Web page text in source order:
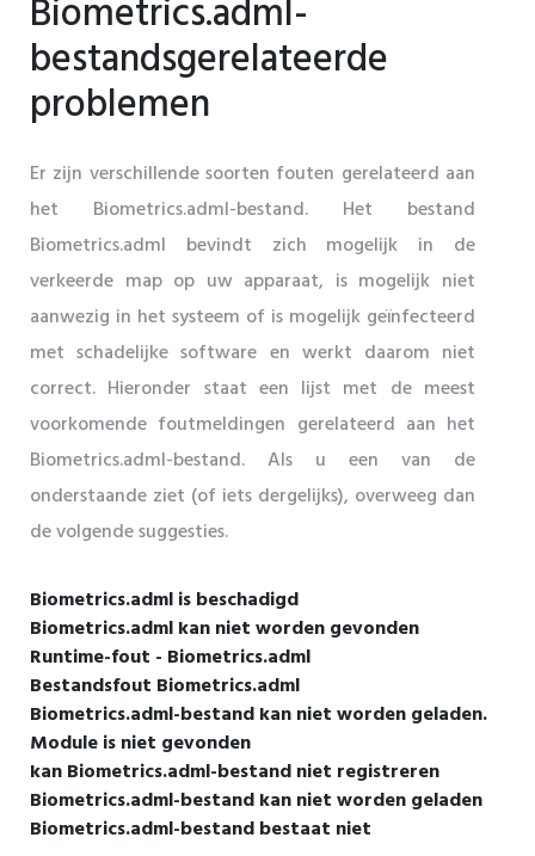
Biometrics.adml-
bestandsgerelateerde
problemen
Er zijn verschillende soorten fouten gerelateerd aan
het Biometrics.adml-bestand. Het bestand
Biometrics.adml bevindt zich mogelijk in de
verkeerde map op uw apparaat, is mogelijk niet
aanwezig in het systeem of is mogelijk geïnfecteerd
met schadelijke software en werkt daarom niet
correct. Hieronder staat een lijst met de meest
voorkomende foutmeldingen gerelateerd aan het
Biometrics.adml-bestand. Als u een van de
onderstaande ziet (of iets dergelijks), overweeg dan
de volgende suggesties.
Biometrics.adml is beschadigd
Biometrics.adml kan niet worden gevonden
Runtime-fout - Biometrics.adml
Bestandsfout Biometrics.adml
Biometrics.adml-bestand kan niet worden geladen.
Module is niet gevonden
kan Biometrics.adml-bestand niet registreren
Biometrics.adml-bestand kan niet worden geladen
Biometrics.adml-bestand bestaat niet